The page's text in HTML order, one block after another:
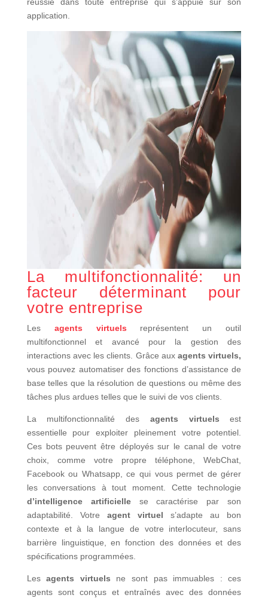
réussie dans toute entreprise qui s’appuie sur son
application.
La multifonctionnalité: un
facteur déterminant pour
votre entreprise
Les agents virtuels représentent un outil
multifonctionnel et avancé pour la gestion des
interactions avec les clients. Grâce aux agents virtuels,
vous pouvez automatiser des fonctions d’assistance de
base telles que la résolution de questions ou même des
tâches plus ardues telles que le suivi de vos clients.
La multifonctionnalité des agents virtuels est
essentielle pour exploiter pleinement votre potentiel.
Ces bots peuvent être déployés sur le canal de votre
choix, comme votre propre téléphone, WebChat,
Facebook ou Whatsapp, ce qui vous permet de gérer
les conversations à tout moment. Cette technologie
d’intelligence artificielle se caractérise par son
adaptabilité. Votre agent virtuel s’adapte au bon
contexte et à la langue de votre interlocuteur, sans
barrière linguistique, en fonction des données et des
spécifications programmées.
Lesagents virtuels ne sont pas immuables : ces
agents sont conçus et entraînés avec des données